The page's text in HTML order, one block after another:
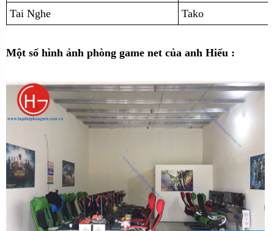
Tai Nghe
Tako
Một số hình ảnh phòng game net của anh Hiếu :